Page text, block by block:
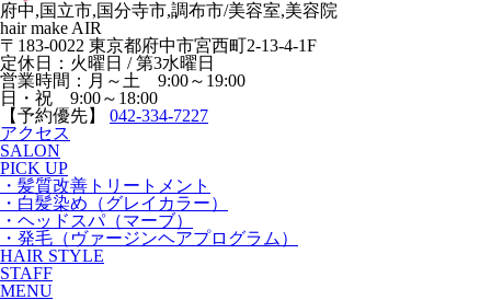
府中,国立市,国分寺市,調布市/美容室,美容院
hair make AIR
〒183-0022 東京都府中市宮西町2-13-4-1F
定休日：火曜日 / 第3水曜日
営業時間：月～土 9:00～19:00
日・祝 9:00～18:00
【予約優先】 042-334-7227
アクセス
SALON
PICK UP
・髪質改善トリートメント
・白髪染め（グレイカラー）
・ヘッドスパ（マーブ）
・発毛（ヴァージンヘアプログラム）
HAIR STYLE
STAFF
MENU